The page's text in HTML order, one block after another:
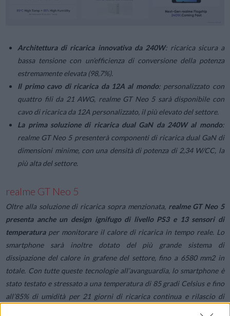
Architettura di ricarica innovativa da 240W: ricarica sicura a
bassa tensione con un’efficienza di conversione della potenza
estremamente elevata (98,7%).
Il primo cavo di ricarica da 12A al mondo: personalizzato con
quattro fili da 21 AWG, realme GT Neo 5 sarà disponibile con
cavo di ricarica da 12A personalizzato, il più elevato del settore.
La prima soluzione di ricarica dual GaN da 240W al mondo:
realme GT Neo 5 presenterà componenti di ricarica dual GaN di
dimensioni minime, con una densità di potenza di 2,34 W/CC, la
più alta del settore.
realme GT Neo 5
Oltre alla soluzione di ricarica sopra menzionata, realme GT Neo 5
presenta anche un design ignifugo di livello PS3 e 13 sensori di
temperaturaper monitorare il calore di ricarica in tempo reale. Lo
smartphone sarà inoltre dotato del più grande sistema di
dissipazione del calore in grafene del settore, fino a 6580 mm2 in
totale. Con tutte queste tecnologie all’avanguardia, lo smartphone è
stato testato e stressato a una temperatura di 85 gradi Celsius e fino
all’85% di umidità per 21 giorni di ricarica continua e rilascio di